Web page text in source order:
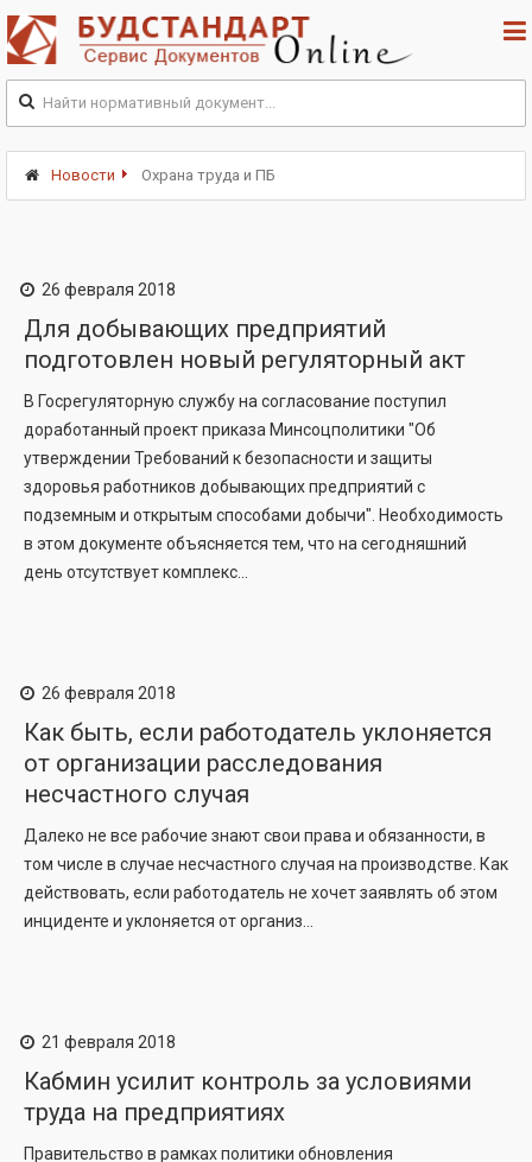
Новости Охрана труда и ПБ
26 февраля 2018
Для добывающих предприятий
подготовлен новый регуляторный акт
В Госрегуляторную службу на согласование поступил
доработанный проект приказа Минсоцполитики "Об
утверждении Требований к безопасности и защиты
здоровья работников добывающих предприятий с
подземным и открытым способами добычи". Необходимость
в этом документе объясняется тем, что на сегодняшний
день отсутствует комплекс...
26 февраля 2018
Как быть, если работодатель уклоняется
от организации расследования
несчастного случая
Далеко не все рабочие знают свои права и обязанности, в
том числе в случае несчастного случая на производстве. Как
действовать, если работодатель не хочет заявлять об этом
инциденте и уклоняется от организ...
21 февраля 2018
Кабмин усилит контроль за условиями
труда на предприятиях
Правительство в рамках политики обновления